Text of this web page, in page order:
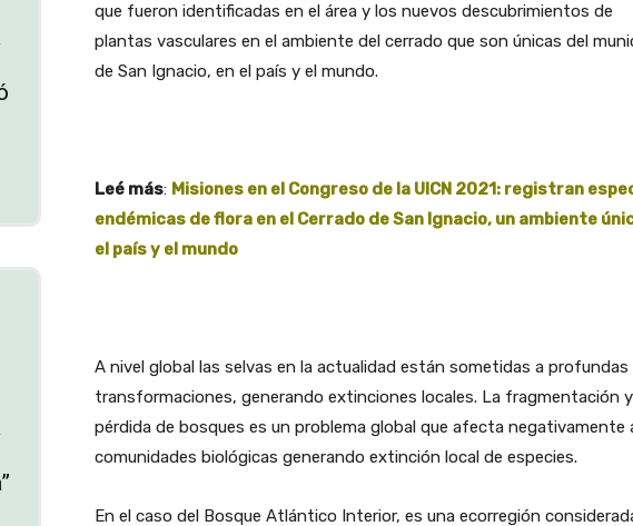
que fueron identificadas en el área y los nuevos descubrimientos de
plantas vasculares en el ambiente del cerrado que son únicas del
de San Ignacio, en el país y el mundo.
Leé más: Misiones en el Congreso de la UICN 2021: registran
endémicas de flora en el Cerrado de San Ignacio, un ambiente
el país y el mundo
A nivel global las selvas en la actualidad están sometidas a profundas
transformaciones, generando extinciones locales. La fragmentación y
pérdida de bosques es un problema global que afecta negativamente
comunidades biológicas generando extinción local de especies.
En el caso del Bosque Atlántico Interior, es una ecorregión